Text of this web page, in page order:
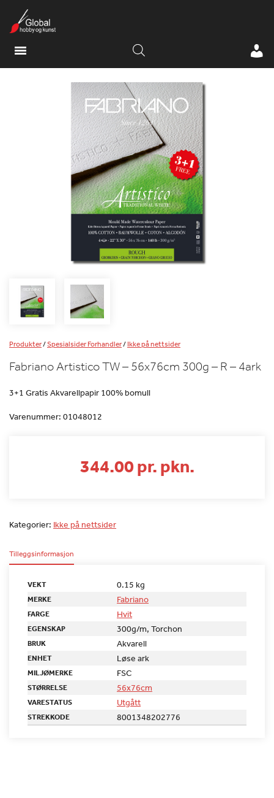
Produkter/Spesialsider Forhandler/Ikke på nettsider
Fabriano Artistico TW – 56x76cm 300g – R – 4ark
3+1 Gratis Akvarellpapir 100% bomull
Varenummer: 01048012
344.00 pr. pkn.
Kategorier: Ikke på nettsider
Tilleggsinformasjon
VEKT 0.15 kg
MERKE Fabriano
FARGE Hvit
EGENSKAP 300g/m, Torchon
BRUK Akvarell
ENHET Løse ark
MILJØMERKE FSC
STØRRELSE 56x76cm
VARESTATUS Utgått
STREKKODE 8001348202776